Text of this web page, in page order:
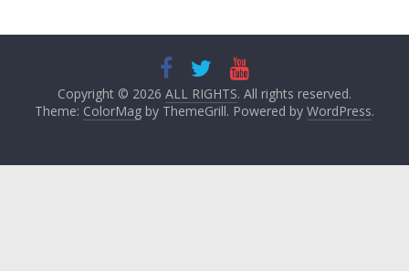
Copyright © 2026 ALL RIGHTS. All rights reserved.
Theme: ColorMagby ThemeGrill. Powered by WordPress.